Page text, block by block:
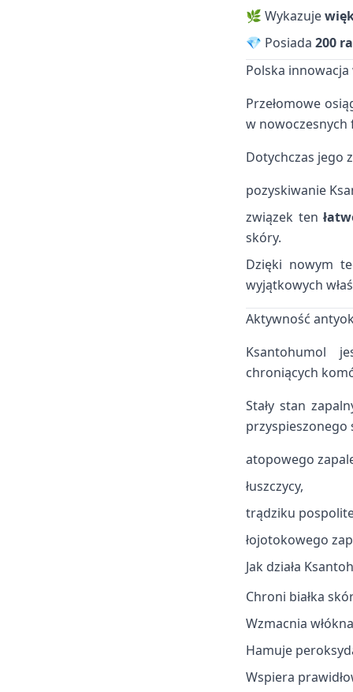
🌿 Wykazuje
💎 Posiada 200
Polska
Przełomowe
w
Dotychczas jego
pozyskiwanie
związek ten
skóry.
Dzięki nowym
wyjątkowych
Aktywność
Ksantohumol
chroniących
Stały stan
atopowego
łuszczycy,
trądziku
łojotokowego
Jak działa
Chroni białka
Wzmacnia
Hamuje
Wspiera